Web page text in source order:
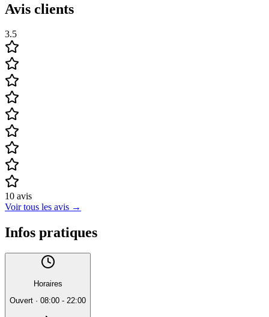
Avis clients
3.5
10 avis
Voir tous les avis →
Infos pratiques
Horaires
Ouvert · 08:00 - 22:00